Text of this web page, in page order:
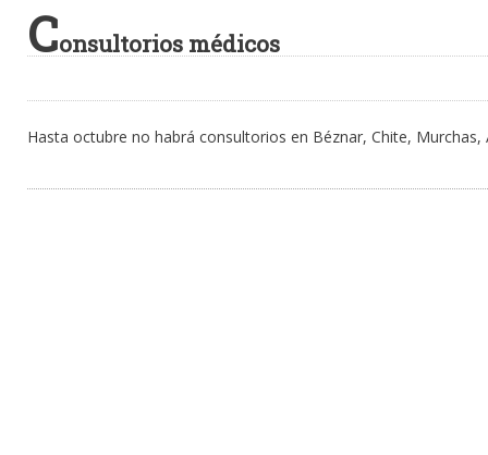
Consultorios médicos
Hasta octubre no habrá consultorios en Béznar, Chite, Murchas,